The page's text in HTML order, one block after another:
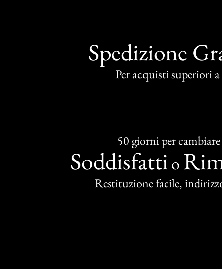
Spedizione
Per acquisti superiori
50 giorni per cambiare
Soddisfatti o
Restituzione facile,